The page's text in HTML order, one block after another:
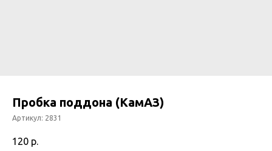
Пробка поддона (КамАЗ)
Артикул: 2831
120 р.